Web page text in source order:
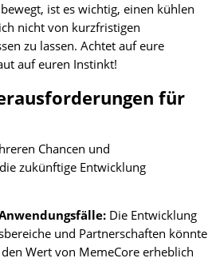
ist es wichtig, einen kühlen
nicht von kurzfristigen
zu lassen. Achtet auf eure
auf euren Instinkt!
für
Chancen und
zukünftige Entwicklung
Die Entwicklung
und Partnerschaften könnte
Wert von MemeCore erheblich